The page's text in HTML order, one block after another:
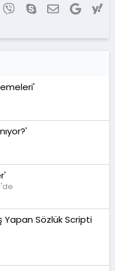
ViberSkypeE-postaGoogle
Yapan Sözlük Scripti